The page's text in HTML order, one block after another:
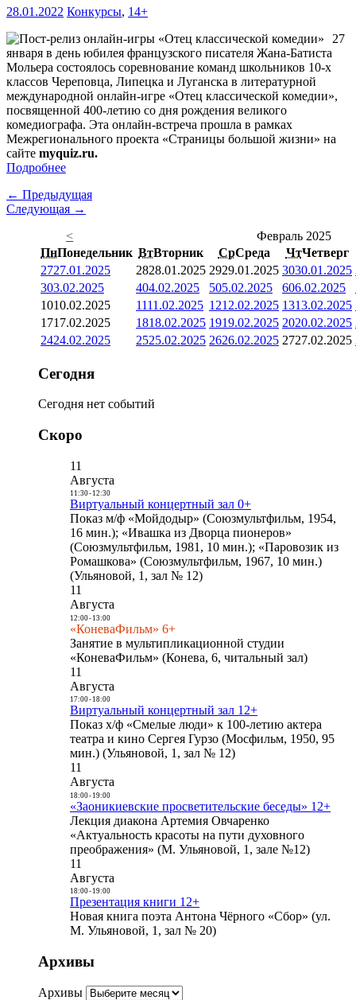
28.01.2022 Конкурсы, 14+
27
января в день юбилея французского писателя Жана-Батиста
Мольера состоялось соревнование команд школьников 10-х
классов Череповца, Липецка и Луганска в литературной
международной онлайн-игре «Отец классической комедии»,
посвященной 400-летию со дня рождения великого
комедиографа. Эта онлайн-встреча прошла в рамках
Межрегионального проекта «Страницы большой жизни» на
сайте myquiz.ru.
Подробнее
← Предыдущая
Следующая →
<
Февраль 2025
ПнПонедельник ВтВторник СрСреда ЧтЧетверг
2727.01.2025 2828.01.2025 2929.01.2025 3030.01.2025
303.02.2025 404.02.2025 505.02.2025 606.02.2025
1010.02.2025 1111.02.2025 1212.02.2025 1313.02.2025
1717.02.2025 1818.02.2025 1919.02.2025 2020.02.2025
2424.02.2025 2525.02.2025 2626.02.2025 2727.02.2025
Сегодня
Сегодня нет событий
Скоро
11
Августа
11:30- 12:30
Виртуальный концертный зал 0+
Показ м/ф «Мойдодыр» (Союзмультфильм, 1954,
16 мин.); «Ивашка из Дворца пионеров»
(Союзмультфильм, 1981, 10 мин.); «Паровозик из
Ромашкова» (Союзмультфильм, 1967, 10 мин.)
(Ульяновой, 1, зал № 12)
11
Августа
12:00- 13:00
«КоневаФильм» 6+
Занятие в мультипликационной студии
«КоневаФильм» (Конева, 6, читальный зал)
11
Августа
17:00- 18:00
Виртуальный концертный зал 12+
Показ х/ф «Смелые люди» к 100-летию актера
театра и кино Сергея Гурзо (Мосфильм, 1950, 95
мин.) (Ульяновой, 1, зал № 12)
11
Августа
18:00- 19:00
«Заоникиевские просветительские беседы» 12+
Лекция диакона Артемия Овчаренко
«Актуальность красоты на пути духовного
преображения» (М. Ульяновой, 1, зале №12)
11
Августа
18:00- 19:00
Презентация книги 12+
Новая книга поэта Антона Чёрного «Сбор» (ул.
М. Ульяновой, 1, зал № 20)
Архивы
Архивы